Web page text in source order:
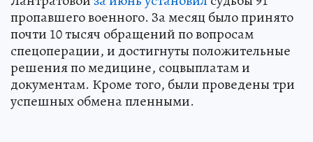
пропавшего военного. За месяц было принято
почти 10 тысяч обращений по вопросам
спецоперации, и достигнуты положительные
решения по медицине, соцвыплатам и
документам. Кроме того, были проведены три
успешных обмена пленными.